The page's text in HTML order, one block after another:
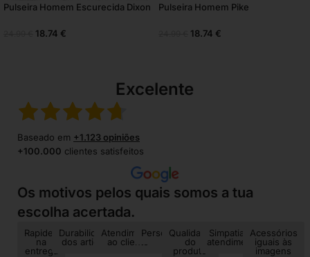
Pulseira Homem Escurecida Dixon
18.74 €
Pulseira Homem Pike
18.74 €
Excelente
Baseado em +1.123 opiniões
+100.000 clientes satisfeitos
Os motivos pelos quais somos a tua
escolha acertada.
Rapidez
na
entrega
Durabilidade
dos artigos
Atendimento
ao cliente
Personalização
Qualidade
do
produto
Simpatia no
atendimento
Acessórios
iguais às
imagens